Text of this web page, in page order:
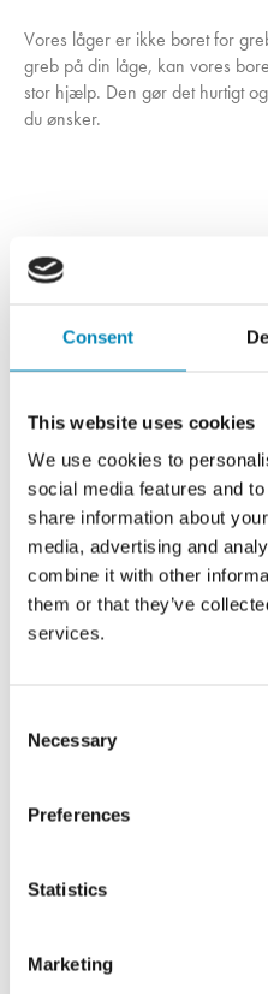
Consent
This website uses cookies
We use cookies to
social media features and
share information about
media, advertising and
combine it with other
them or that they’ve
services.
Selection
Necessary
Preferences
Statistics
Marketing
Vores låger er ikke boret for
greb på din låge, kan vores
stor hjælp. Den gør det hurtigt
du ønsker.
Har du husket?
Grebsskabelon